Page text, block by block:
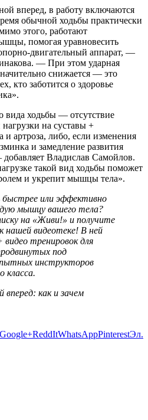
вперед, в работу включаются
обычной ходьбы практически
этого, работают
помогая уравновесить
двигательный аппарат, —
— При этом ударная
снижается — это
кто заботится о здоровье
вида ходьбы — отсутствие
на суставы +
и артроза, либо, если изменения
и замедление развития
Владислав Самойлов.
такой вид ходьбы поможет
и укрепит мышцы тела».
или эффективно
мышцу вашего тела?
на «Живи!» и получите
нашей видеотеке! В ней
видео тренировок для
под
инструкторов
класса.
Google+ReddItWhatsAppPinterestЭл.